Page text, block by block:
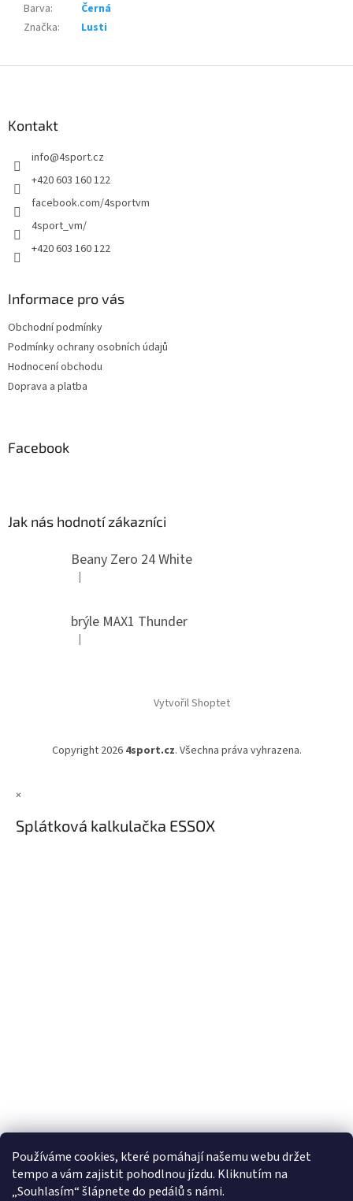
Používáme cookies, které pomáhají našemu webu držet
tempo a vám zajistit pohodlnou jízdu. Kliknutím na
„Souhlasím“ šlápnete do pedálů s námi.
Barva:
Černá
Značka: Lusti
Kontakt
info@4sport.cz
+420 603 160 122
facebook.com/4sportvm
4sport_vm/
+420 603 160 122
Informace pro vás
Obchodní podmínky
Podmínky ochrany osobních údajů
Hodnocení obchodu
Doprava a platba
Facebook
Jak nás hodnotí zákazníci
Beany Zero 24 White
Hodnocení produktu je 5 z 5 hvězdiček.
|
brýle MAX1 Thunder
Hodnocení produktu je 5 z 5 hvězdiček.
|
Vytvořil Shoptet
Copyright 2026 4sport.cz. Všechna práva vyhrazena.
×
Splátková kalkulačka ESSOX